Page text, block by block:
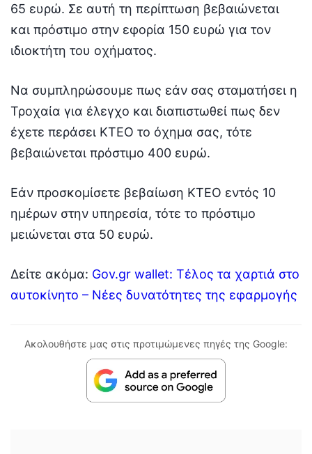
65 ευρώ. Σε αυτή τη περίπτωση βεβαιώνεται
και πρόστιμο στην εφορία 150 ευρώ για τον
ιδιοκτήτη του οχήματος.
Να συμπληρώσουμε πως εάν σας σταματήσει η
Τροχαία για έλεγχο και διαπιστωθεί πως δεν
έχετε περάσει ΚΤΕΟ το όχημα σας, τότε
βεβαιώνεται πρόστιμο 400 ευρώ.
Εάν προσκομίσετε βεβαίωση ΚΤΕΟ εντός 10
ημέρων στην υπηρεσία, τότε το πρόστιμο
μειώνεται στα 50 ευρώ.
Δείτε ακόμα: Gov.gr wallet: Τέλος τα χαρτιά στο
αυτοκίνητο – Νέες δυνατότητες της εφαρμογής
Ακολουθήστε μας στις προτιμώμενες πηγές της Google: